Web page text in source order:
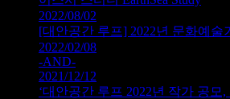
2022/08/02
[대안공간 루프] 2022년 문화예술
2022/02/08
-AND-
2021/12/12
‘대안공간 루프 2022년 작가 공모